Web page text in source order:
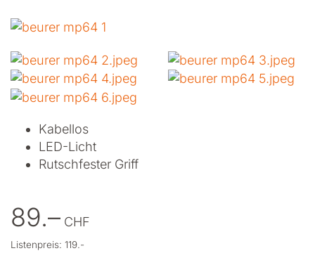
Kabellos
LED-Licht
Rutschfester Griff
89.– CHF
Listenpreis: 119.-